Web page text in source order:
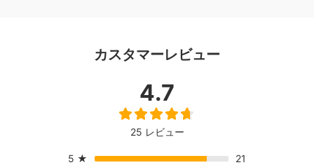
カスタマーレビュー
4.7
25 レビュー
5 ★
21